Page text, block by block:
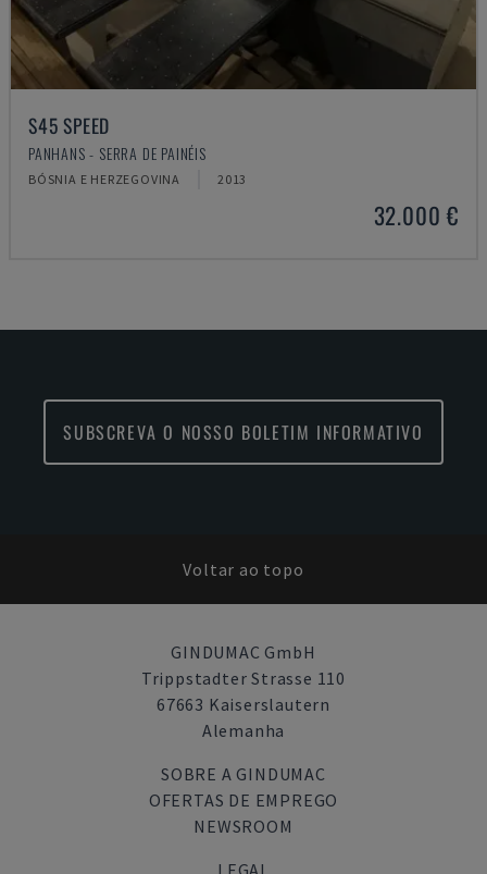
S45 SPEED
PANHANS - SERRA DE PAINÉIS
BÓSNIA E HERZEGOVINA 2013
32.000 €
SUBSCREVA O NOSSO BOLETIM INFORMATIVO
Voltar ao topo
GINDUMAC GmbH
Trippstadter Strasse 110
67663 Kaiserslautern
Alemanha
SOBRE A GINDUMAC
OFERTAS DE EMPREGO
NEWSROOM
LEGAL